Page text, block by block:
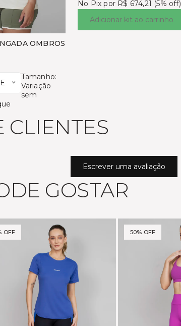
OMBROS
Tamanho:
Variação
sem
No Pix por R$ 674,21 (5% off)
Adicionar kit ao carrinho
CLIENTES
Escrever uma avaliação
GOSTAR
OFF 50% OFF